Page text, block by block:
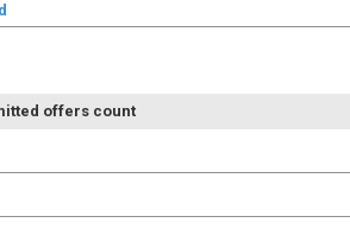
offers count